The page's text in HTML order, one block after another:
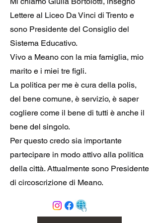
Lettere al Liceo Da Vinci di Trento e
sono Presidente del Consiglio del
Sistema Educativo.
Vivo a Meano con la mia famiglia, mio
marito e i miei tre figli.
La politica per me è cura della polis,
del bene comune, è servizio, è saper
cogliere come il bene di tutti è anche il
bene del singolo.
Per questo credo sia importante
partecipare in modo attivo alla politica
della città. Attualmente sono Presidente
di circoscrizione di Meano.